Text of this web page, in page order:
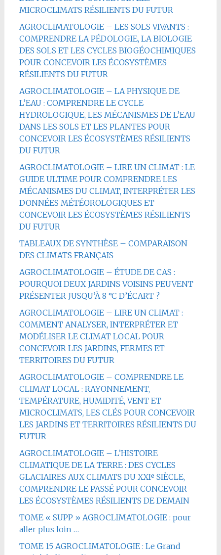
MICROCLIMATS RÉSILIENTS DU FUTUR
AGROCLIMATOLOGIE – LES SOLS VIVANTS :
COMPRENDRE LA PÉDOLOGIE, LA BIOLOGIE
DES SOLS ET LES CYCLES BIOGÉOCHIMIQUES
POUR CONCEVOIR LES ÉCOSYSTÈMES
RÉSILIENTS DU FUTUR
AGROCLIMATOLOGIE – LA PHYSIQUE DE
L’EAU : COMPRENDRE LE CYCLE
HYDROLOGIQUE, LES MÉCANISMES DE L’EAU
DANS LES SOLS ET LES PLANTES POUR
CONCEVOIR LES ÉCOSYSTÈMES RÉSILIENTS
DU FUTUR
AGROCLIMATOLOGIE – LIRE UN CLIMAT : LE
GUIDE ULTIME POUR COMPRENDRE LES
MÉCANISMES DU CLIMAT, INTERPRÉTER LES
DONNÉES MÉTÉOROLOGIQUES ET
CONCEVOIR LES ÉCOSYSTÈMES RÉSILIENTS
DU FUTUR
TABLEAUX DE SYNTHÈSE – COMPARAISON
DES CLIMATS FRANÇAIS
AGROCLIMATOLOGIE – ÉTUDE DE CAS :
POURQUOI DEUX JARDINS VOISINS PEUVENT
PRÉSENTER JUSQU’À 8 °C D’ÉCART ?
AGROCLIMATOLOGIE – LIRE UN CLIMAT :
COMMENT ANALYSER, INTERPRÉTER ET
MODÉLISER LE CLIMAT LOCAL POUR
CONCEVOIR LES JARDINS, FERMES ET
TERRITOIRES DU FUTUR
AGROCLIMATOLOGIE – COMPRENDRE LE
CLIMAT LOCAL : RAYONNEMENT,
TEMPÉRATURE, HUMIDITÉ, VENT ET
MICROCLIMATS, LES CLÉS POUR CONCEVOIR
LES JARDINS ET TERRITOIRES RÉSILIENTS DU
FUTUR
AGROCLIMATOLOGIE – L’HISTOIRE
CLIMATIQUE DE LA TERRE : DES CYCLES
GLACIAIRES AUX CLIMATS DU XXIᵉ SIÈCLE,
COMPRENDRE LE PASSÉ POUR CONCEVOIR
LES ÉCOSYSTÈMES RÉSILIENTS DE DEMAIN
TOME « SUPP » AGROCLIMATOLOGIE : pour
aller plus loin …
TOME 15 AGROCLIMATOLOGIE : Le Grand